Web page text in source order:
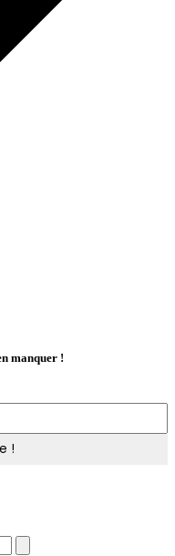
manquer !